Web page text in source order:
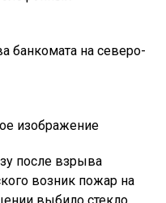
изображение
после взрыва
возник пожар на